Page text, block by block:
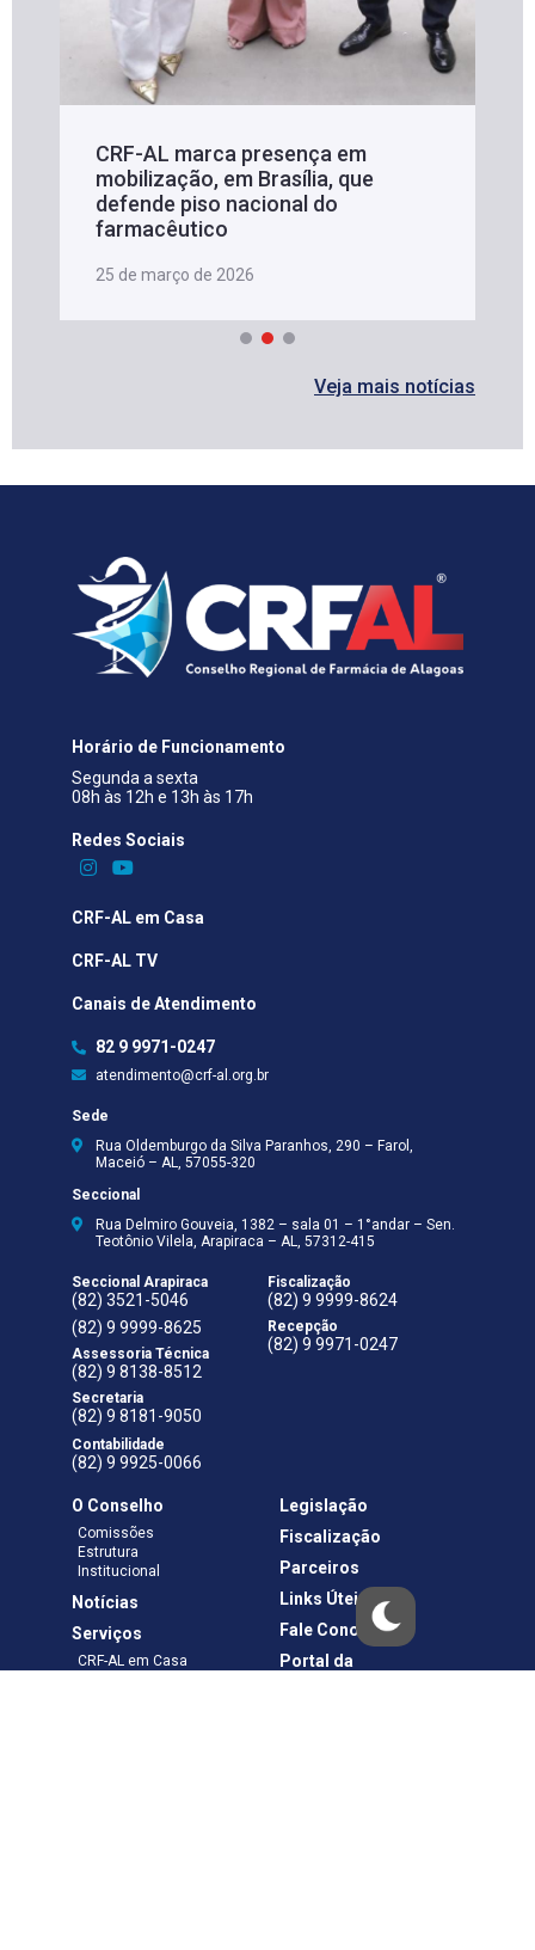
CRF-AL marca presença em
mobilização, em Brasília, que
defende piso nacional do
farmacêutico
25 de março de 2026
Veja mais notícias
Horário de Funcionamento
Segunda a sexta
08h às 12h e 13h às 17h
Redes Sociais​
CRF-AL em Casa
CRF-AL TV
Canais de Atendimento
82 9 9971-0247
atendimento@crf-al.org.br
Sede
Rua Oldemburgo da Silva Paranhos, 290 – Farol,
Maceió – AL, 57055-320
Seccional
Rua Delmiro Gouveia, 1382 – sala 01 – 1°andar – Sen.
Teotônio Vilela, Arapiraca – AL, 57312-415
Seccional Arapiraca
(82) 3521-5046
(82) 9 9999-8625
Assessoria Técnica
(82) 9 8138-8512
Secretaria
(82) 9 8181-9050
Contabilidade
(82) 9 9925-0066
Fiscalização
(82) 9 9999-8624
Recepção
(82) 9 9971-0247
O Conselho
Comissões
Estrutura
Institucional
Notícias
Serviços
CRF-AL em Casa
Legislação
Fiscalização
Parceiros
Links Úteis
Fale Conosco
Portal da